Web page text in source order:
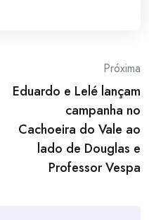
Próxima
Eduardo e Lelé lançam
campanha no
Cachoeira do Vale ao
lado de Douglas e
Professor Vespa